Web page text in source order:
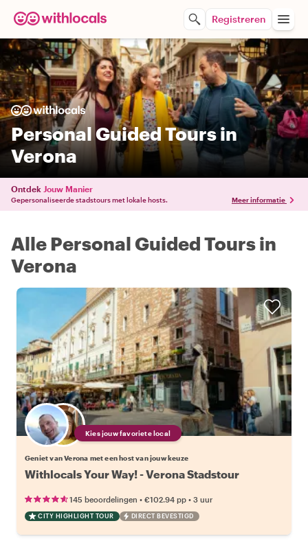
Registreren
Personal Guided Tours in
Verona
Ontdek Jouw Manier
Gepersonaliseerde stadstours met lokale hosts. Meer informatie
Alle Personal Guided Tours in
Verona
Kies jouw favoriete local
Geniet van Verona met een host van jouw keuze
Withlocals Your Way! - Verona Stadstour
145 beoordelingen • €102.94 pp • 3 uur
CITY HIGHLIGHT TOUR DIRECT BEVESTIGD